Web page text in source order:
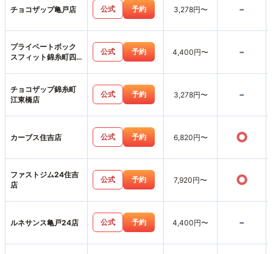
チョコザップ亀戸店 公式 予約 3,278円〜 -
プライベートボック
スフィット錦糸町四
公式 予約 4,400円〜 -
チョコザップ錦糸町
江東橋店
公式 予約 3,278円〜 -
カーブス住吉店 公式 予約 6,820円〜 ○
ファストジム24住吉
店
公式 予約 7,920円〜 ○
ルネサンス亀戸24店 公式 予約 4,400円〜 -